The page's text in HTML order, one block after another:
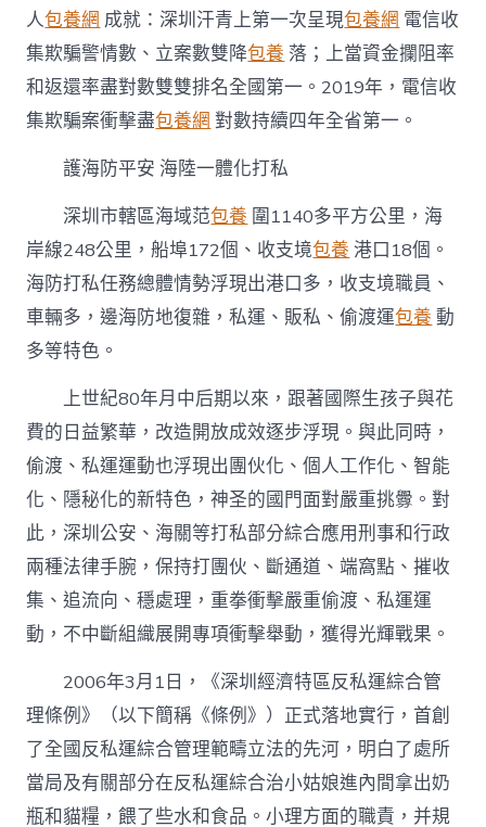
人包養網 成就：深圳汗青上第一次呈現包養網 電信收
集欺騙警情數、立案數雙降包養 落；上當資金攔阻率
和返還率盡對數雙雙排名全國第一。2019年，電信收
集欺騙案衝擊盡包養網 對數持續四年全省第一。
護海防平安 海陸一體化打私
深圳市轄區海域范包養 圍1140多平方公里，海
岸線248公里，船埠172個、收支境包養 港口18個。
海防打私任務總體情勢浮現出港口多，收支境職員、
車輛多，邊海防地復雜，私運、販私、偷渡運包養 動
多等特色。
上世紀80年月中后期以來，跟著國際生孩子與花
費的日益繁華，改造開放成效逐步浮現。與此同時，
偷渡、私運運動也浮現出團伙化、個人工作化、智能
化、隱秘化的新特色，神圣的國門面對嚴重挑釁。對
此，深圳公安、海關等打私部分綜合應用刑事和行政
兩種法律手腕，保持打團伙、斷通道、端窩點、摧收
集、追流向、穩處理，重拳衝擊嚴重偷渡、私運運
動，不中斷組織展開專項衝擊舉動，獲得光輝戰果。
2006年3月1日，《深圳經濟特區反私運綜合管
理條例》（以下簡稱《條例》）正式落地實行，首創
了全國反私運綜合管理範疇立法的先河，明白了處所
當局及有關部分在反私運綜合治小姑娘進內間拿出奶
瓶和貓糧，餵了些水和食品。小理方面的職責，并規